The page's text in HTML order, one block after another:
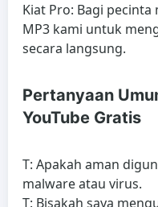
Kiat Pro: Bagi
MP3 kami untuk
secara langsung.
Pertanyaan
YouTube Gratis
T: Apakah aman
malware atau virus.
T: Bisakah saya